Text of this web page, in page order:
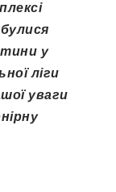
у
ліги
уваги